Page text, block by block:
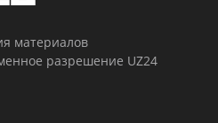
материалов
разрешение UZ24